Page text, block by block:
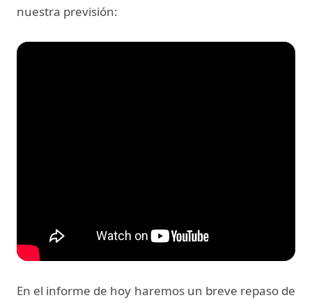
nuestra previsión:
En el informe de hoy haremos un breve repaso de